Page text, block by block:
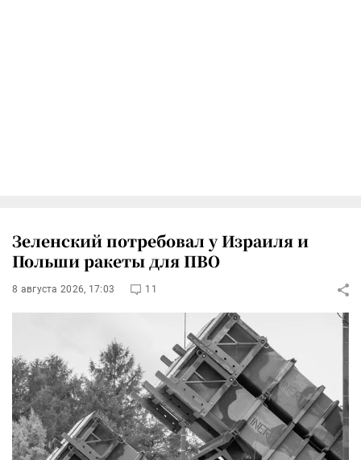
Зеленский потребовал у Израиля и
Польши ракеты для ПВО
8 августа 2026, 17:03 11